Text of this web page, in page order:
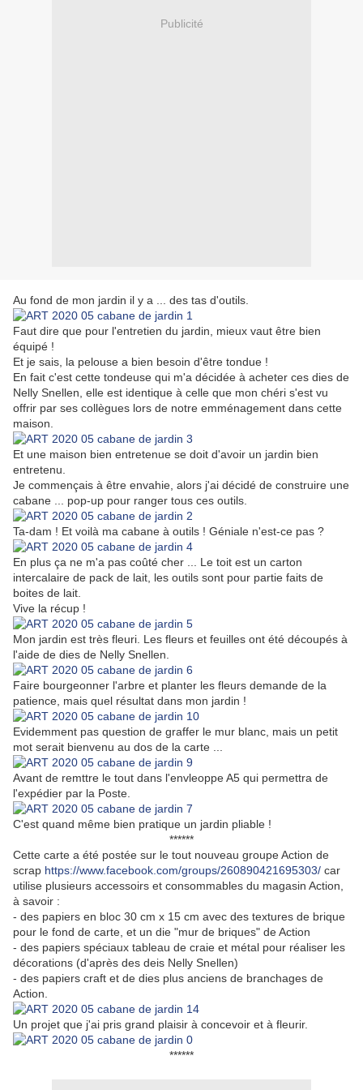
Publicité
Au fond de mon jardin il y a ... des tas d'outils.
Faut dire que pour l'entretien du jardin, mieux vaut être bien
équipé !
Et je sais, la pelouse a bien besoin d'être tondue !
En fait c'est cette tondeuse qui m'a décidée à acheter ces dies de
Nelly Snellen, elle est identique à celle que mon chéri s'est vu
offrir par ses collègues lors de notre emménagement dans cette
maison.
Et une maison bien entretenue se doit d'avoir un jardin bien
entretenu.
Je commençais à être envahie, alors j'ai décidé de construire une
cabane ... pop-up pour ranger tous ces outils.
Ta-dam ! Et voilà ma cabane à outils ! Géniale n'est-ce pas ?
En plus ça ne m'a pas coûté cher ... Le toit est un carton
intercalaire de pack de lait, les outils sont pour partie faits de
boites de lait.
Vive la récup !
Mon jardin est très fleuri. Les fleurs et feuilles ont été découpés à
l'aide de dies de Nelly Snellen.
Faire bourgeonner l'arbre et planter les fleurs demande de la
patience, mais quel résultat dans mon jardin !
Evidemment pas question de graffer le mur blanc, mais un petit
mot serait bienvenu au dos de la carte ...
Avant de remttre le tout dans l'envleoppe A5 qui permettra de
l'expédier par la Poste.
C'est quand même bien pratique un jardin pliable !
******
Cette carte a été postée sur le tout nouveau groupe Action de
scrap https://www.facebook.com/groups/260890421695303/ car
utilise plusieurs accessoirs et consommables du magasin Action,
à savoir :
- des papiers en bloc 30 cm x 15 cm avec des textures de brique
pour le fond de carte, et un die "mur de briques" de Action
- des papiers spéciaux tableau de craie et métal pour réaliser les
décorations (d'après des deis Nelly Snellen)
- des papiers craft et de dies plus anciens de branchages de
Action.
Un projet que j'ai pris grand plaisir à concevoir et à fleurir.
******